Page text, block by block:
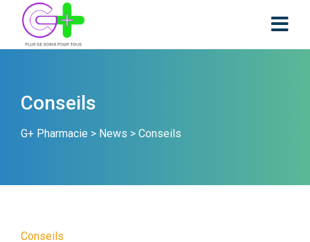
Conseils
G+ Pharmacie > News > Conseils
Conseils